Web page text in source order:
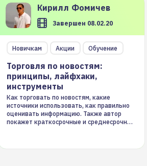
Кирилл Фомичев
Завершен 08.02.20
Новичкам Акции Обучение
Торговля по новостям:
принципы, лайфхаки,
инструменты
Как торговать по новостям, какие
источники использовать, как правильно
оценивать информацию. Также автор
покажет краткосрочные и среднесрочные